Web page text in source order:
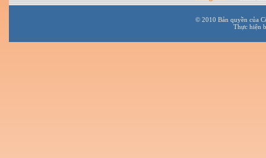
© 2010 Bản quyền của
Thực hiện